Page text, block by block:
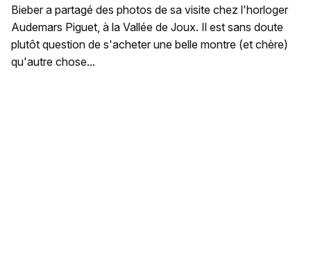
Bieber a partagé des photos de sa visite chez l'horloger
Audemars Piguet, à la Vallée de Joux. Il est sans doute
plutôt question de s'acheter une belle montre (et chère)
qu'autre chose...